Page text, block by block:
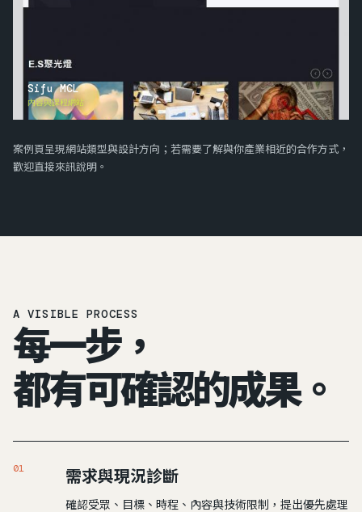
Sifu MCL
內容與課程網站
案例頁呈現網站類型與設計方向；若需要了解與你產業相近的合作方式，
歡迎直接來訊說明。
A VISIBLE PROCESS
每一步，
都有可確認的成果。
01 需求與現況診斷
確認受眾、目標、時程、內容與技術限制，提出優先處理